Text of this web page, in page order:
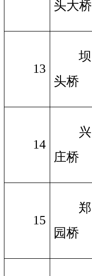
头大桥
13
坝
头桥
14
兴
庄桥
15
郑
园桥